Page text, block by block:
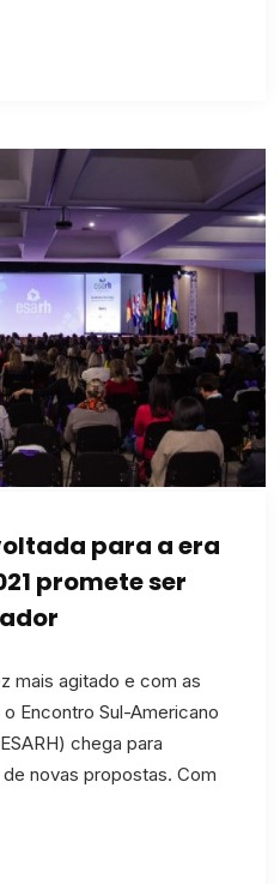
para a era
promete ser
mais agitado e com as
Encontro Sul-Americano
chega para
novas propostas. Com